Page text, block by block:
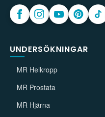
UNDERSÖKNINGAR
MR Helkropp
MR Prostata
MR Hjärna